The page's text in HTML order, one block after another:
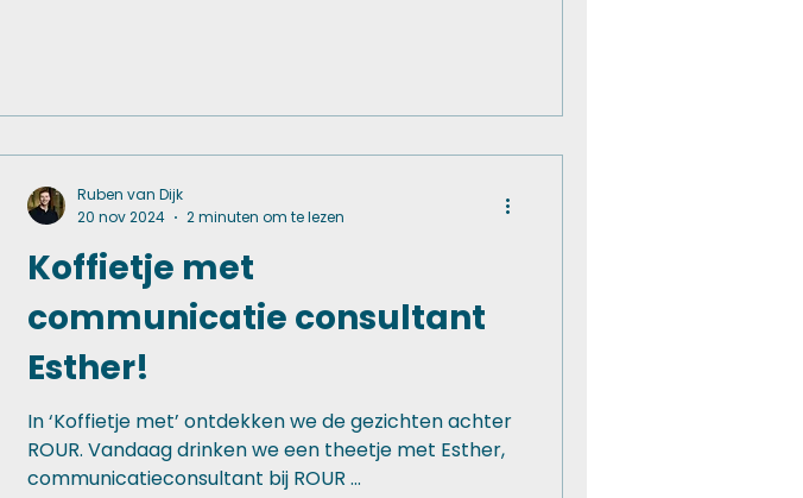
Koffietje met
communicatie consultant
Esther!
In ‘Koffietje met’ ontdekken we de gezichten achter
ROUR. Vandaag drinken we een theetje met Esther,
communicatieconsultant bij ROUR ...
Ruben van Dijk
20 nov 2024
2 minuten om te lezen